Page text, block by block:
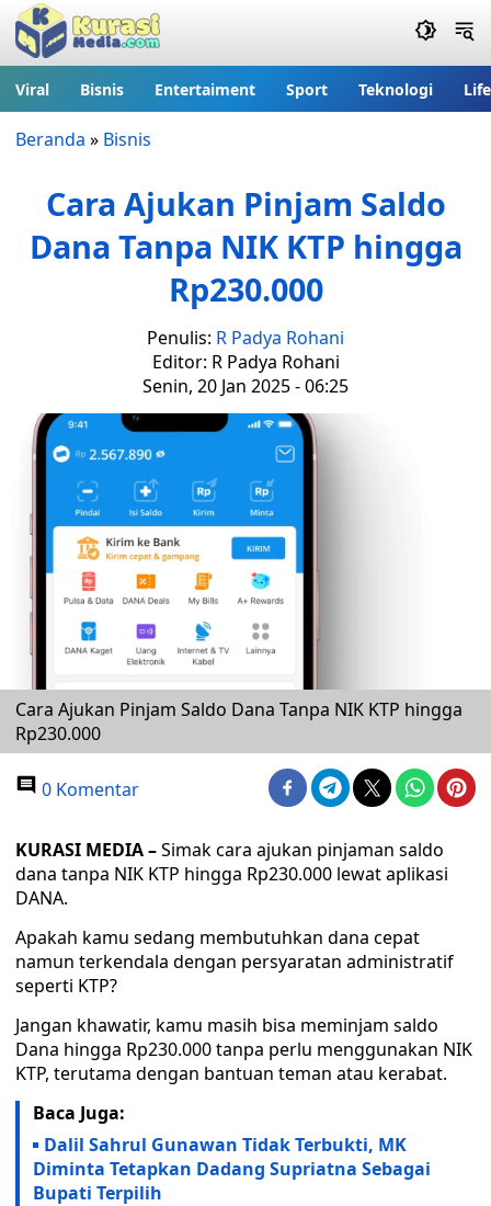
Viral Bisnis Entertaiment Sport Teknologi
Beranda » Bisnis
Cara Ajukan Pinjam Saldo
Dana Tanpa NIK KTP hingga
Rp230.000
Penulis: R Padya Rohani
Editor: R Padya Rohani
Senin, 20 Jan 2025 - 06:25
Cara Ajukan Pinjam Saldo Dana Tanpa NIK KTP hingga
Rp230.000
0 Komentar
KURASI MEDIA –Simak cara ajukan pinjaman saldo
dana tanpa NIK KTP hingga Rp230.000 lewat aplikasi
DANA.
Apakah kamu sedang membutuhkan dana cepat
namun terkendala dengan persyaratan administratif
seperti KTP?
Jangan khawatir, kamu masih bisa meminjam saldo
Dana hingga Rp230.000 tanpa perlu menggunakan NIK
KTP, terutama dengan bantuan teman atau kerabat.
Baca Juga:
Dalil Sahrul Gunawan Tidak Terbukti, MK
Diminta Tetapkan Dadang Supriatna Sebagai
Bupati Terpilih